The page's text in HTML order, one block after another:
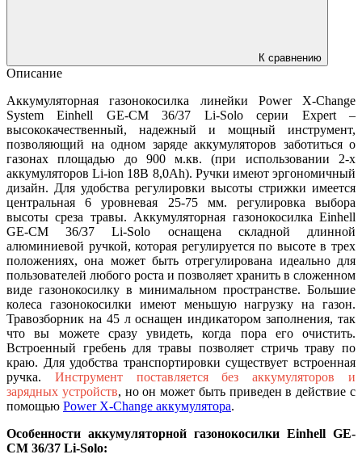
К сравнению
Описание
Аккумуляторная газонокосилка линейки Power X-Change
System Einhell GE-CM 36/37 Li-Solo серии Expert –
высококачественный, надежный и мощный инструмент,
позволяющий на одном заряде аккумуляторов заботиться о
газонах площадью до 900 м.кв. (при использовании 2-х
аккумуляторов Li-ion 18B 8,0Аh). Ручки имеют эргономичный
дизайн. Для удобства регулировки высоты стрижки имеется
центральная 6 уровневая 25-75 мм. регулировка выбора
высоты среза травы. Аккумуляторная газонокосилка Einhell
GE-CM 36/37 Li-Solo оснащена складной длинной
алюминиевой ручкой, которая регулируется по высоте в трех
положениях, она может быть отрегулирована идеально для
пользователей любого роста и позволяет хранить в сложенном
виде газонокосилку в минимальном пространстве. Большие
колеса газонокосилки имеют меньшую нагрузку на газон.
Травозборник на 45 л оснащен индикатором заполнения, так
что вы можете сразу увидеть, когда пора его очистить.
Встроенный гребень для травы позволяет стричь траву по
краю. Для удобства транспортировки существует встроенная
ручка. Инструмент поставляется без аккумуляторов и
зарядных устройств, но он может быть приведен в действие с
помощью Power X-Change аккумулятора.
Особенности аккумуляторной газонокосилки Einhell GE-
CM 36/37 Li-Solo: